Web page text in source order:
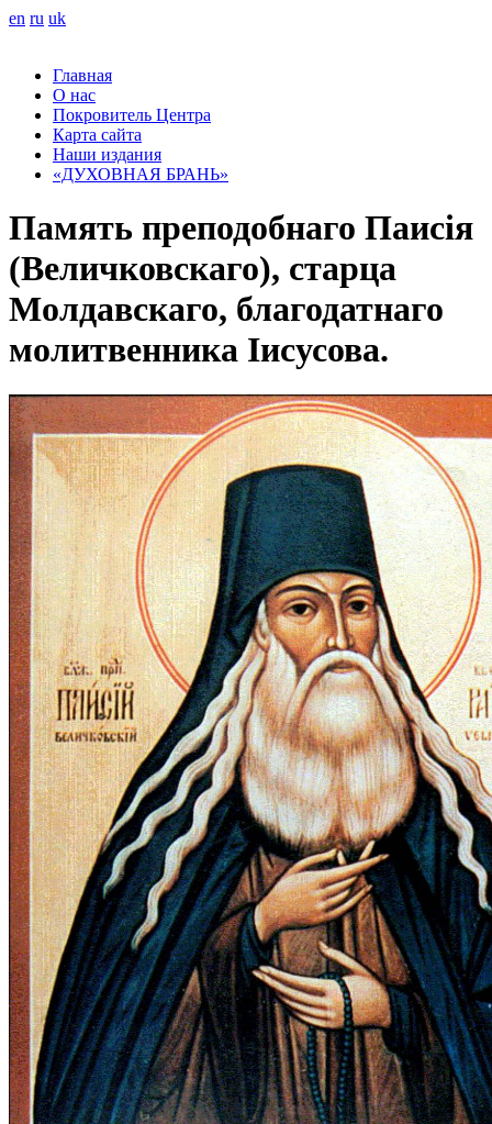
en ru uk
Главная
О нас
Покровитель Центра
Карта сайта
Наши издания
«ДУХОВНАЯ БРАНЬ»
Память преподобнаго Паисія
(Величковскаго), старца
Молдавскаго, благодатнаго
молитвенника Іисусова.